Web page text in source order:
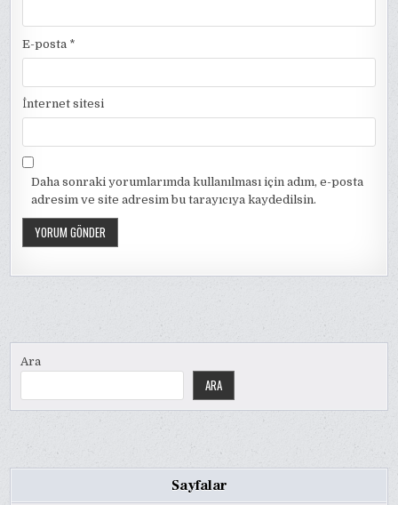
E-posta *
İnternet sitesi
Daha sonraki yorumlarımda kullanılması için adım, e-posta
adresim ve site adresim bu tarayıcıya kaydedilsin.
Ara
ARA
Sayfalar